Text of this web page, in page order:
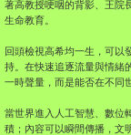
著高教授哽咽的背影、王院
生命教育。
回頭檢視高希均一生，可以
持。在快速追逐流量與情緒
一時聲量，而是能否在不同
當世界進入人工智慧、數位
積；內容可以瞬間傳播，文